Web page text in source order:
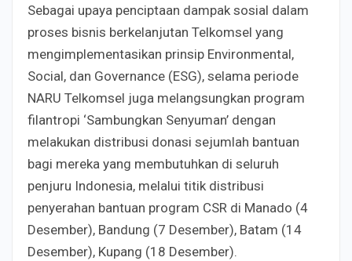
Sebagai upaya penciptaan dampak sosial dalam
proses bisnis berkelanjutan Telkomsel yang
mengimplementasikan prinsip Environmental,
Social, dan Governance (ESG), selama periode
NARU Telkomsel juga melangsungkan program
filantropi ‘Sambungkan Senyuman’ dengan
melakukan distribusi donasi sejumlah bantuan
bagi mereka yang membutuhkan di seluruh
penjuru Indonesia, melalui titik distribusi
penyerahan bantuan program CSR di Manado (4
Desember), Bandung (7 Desember), Batam (14
Desember), Kupang (18 Desember).